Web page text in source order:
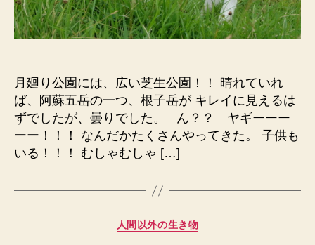
３
日
熊
行]
へ
の
月廻り公園には、広い芝生公園！！ 晴れていれ
ば、阿蘇五岳の一つ、根子岳が キレイに見えるは
ずでしたが、曇りでした。 ん？？ ヤギーーー
ーー！！！ なんだかたくさんやってきた。 子供も
いる！！！ むしゃむしゃ […]
カ
人間以外の生き物